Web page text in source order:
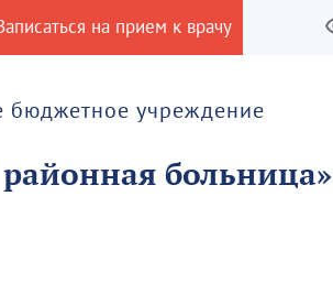
на прием к врачу
бюджетное учреждение
больница»